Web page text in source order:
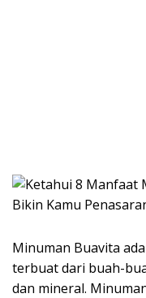
Minuman Buavita
terbuat dari buah-
dan mineral.